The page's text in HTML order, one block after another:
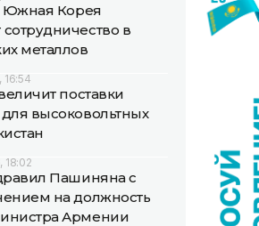
Южная Корея
в
металлов
16:54
поставки
высоковольтных
18:02
Пашиняна с
на должность
Армении